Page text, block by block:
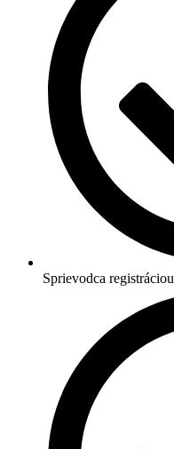
Sprievodca registráciou